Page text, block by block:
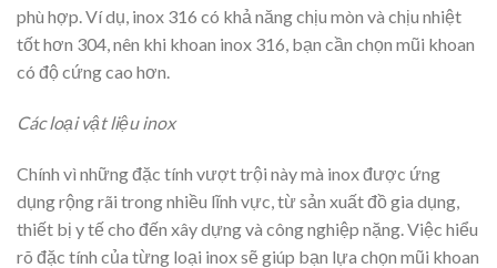
phù hợp. Ví dụ, inox 316 có khả năng chịu mòn và chịu nhiệt
tốt hơn 304, nên khi khoan inox 316, bạn cần chọn mũi khoan
có độ cứng cao hơn.
Các loại vật liệu inox
Chính vì những đặc tính vượt trội này mà inox được ứng
dụng rộng rãi trong nhiều lĩnh vực, từ sản xuất đồ gia dụng,
thiết bị y tế cho đến xây dựng và công nghiệp nặng. Việc hiểu
rõ đặc tính của từng loại inox sẽ giúp bạn lựa chọn mũi khoan